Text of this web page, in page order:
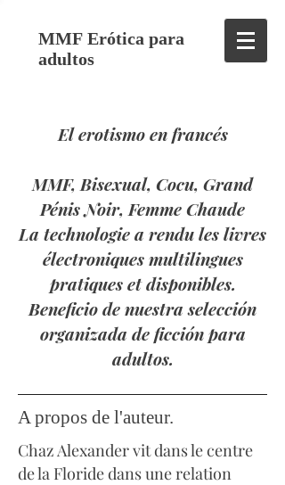
MMF Erótica para
adultos
El erotismo en francés
MMF, Bisexual, Cocu, Grand
Pénis Noir, Femme Chaude
La technologie a rendu les livres
électroniques multilingues
pratiques et disponibles.
Beneficio de nuestra selección
organizada de ficción para
adultos.
A propos de l'auteur.
Chaz Alexander vit dans le centre
de la Floride dans une relation